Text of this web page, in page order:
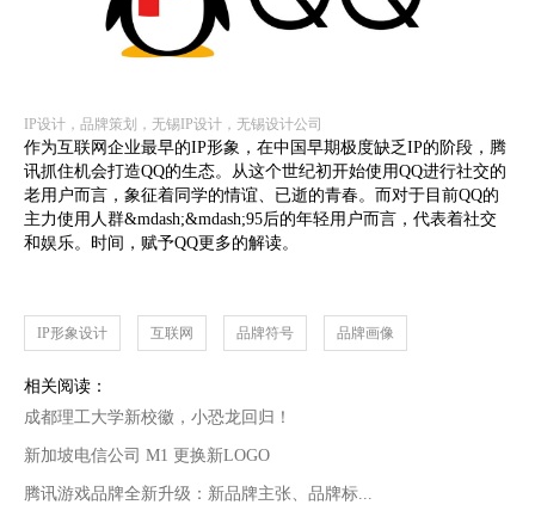
IP设计，品牌策划，无锡IP设计，无锡设计公司
作为互联网企业最早的IP形象，在中国早期极度缺乏IP的阶段，腾
讯抓住机会打造QQ的生态。从这个世纪初开始使用QQ进行社交的
老用户而言，象征着同学的情谊、已逝的青春。而对于目前QQ的
主力使用人群&mdash;&mdash;95后的年轻用户而言，代表着社交
和娱乐。时间，赋予QQ更多的解读。
IP形象设计 互联网 品牌符号 品牌画像
相关阅读：
成都理工大学新校徽，小恐龙回归！
新加坡电信公司 M1 更换新LOGO
腾讯游戏品牌全新升级：新品牌主张、品牌标...